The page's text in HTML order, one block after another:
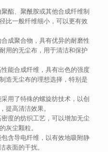
酯、聚酰胺或其他合成纤维制
比一般纤维细小，可以更有效
成聚合物，具有优异的耐磨性
用的无尘布，用于清洁和保护
能合成纤维，具有出色的强度
造无尘布的理想选择，特别是
用了特殊的螺旋纺技术，以创
提高清洁效果。
度的纺织工艺，可以增加无尘
灰尘颗粒。
含导电纤维，以有效地吸附静
表面的干扰。